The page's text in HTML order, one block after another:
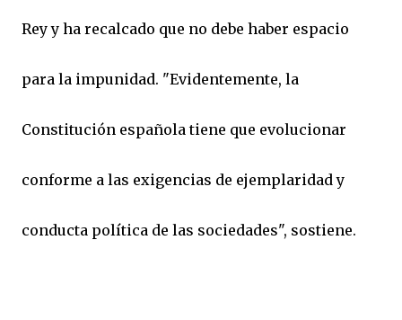
Rey y ha recalcado que no debe haber espacio
para la impunidad. "Evidentemente, la
Constitución española tiene que evolucionar
conforme a las exigencias de ejemplaridad y
conducta política de las sociedades", sostiene.